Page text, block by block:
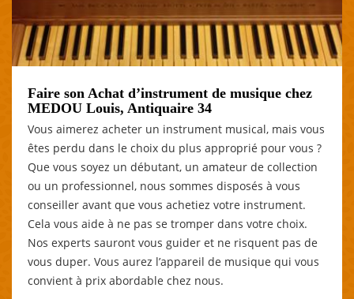
Faire son Achat d’instrument de musique chez
MEDOU Louis, Antiquaire 34
Vous aimerez acheter un instrument musical, mais vous
êtes perdu dans le choix du plus approprié pour vous ?
Que vous soyez un débutant, un amateur de collection
ou un professionnel, nous sommes disposés à vous
conseiller avant que vous achetiez votre instrument.
Cela vous aide à ne pas se tromper dans votre choix.
Nos experts sauront vous guider et ne risquent pas de
vous duper. Vous aurez l’appareil de musique qui vous
convient à prix abordable chez nous.